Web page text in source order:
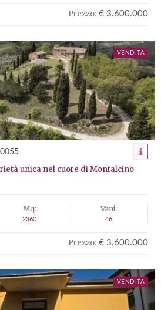
Prezzo: € 3.600.000
VENDITA
unica nel cuore di Montalcino
Mq:
2360
Vani:
46
Prezzo: € 3.600.000
VENDITA